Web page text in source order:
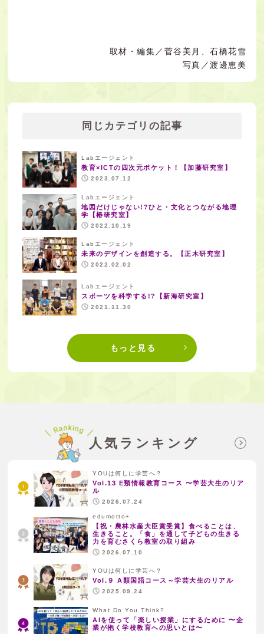
取材・編集／菅谷美月、石橋花雪
写真／渡邊恵美
同じカテゴリの記事
Labエージェント
教育×ICTの四次元ポケット！【加藤研究室】
2023.07.12
Labエージェント
地図だけじゃない!?ひと・文化とつながる地理
学【椿研究室】
2022.10.19
Labエージェント
未来のデザインを創造する。【正木研究室】
2022.02.02
Labエージェント
スポーツを科学する!?【新海研究室】
2021.11.30
もっと見る
人気ランキング
YOUは何しに学芸へ？
Vol.13 E類情報教育コース 〜学芸大生のリア
ル
2026.07.24
edumotto+
【祝・農林水産大臣賞受賞】食べることは、
生きること。「食」を通して子どもの生きる
力を育むさくら教室の取り組み
2026.07.10
YOUは何しに学芸へ？
Vol.９ A類国語コース～学芸大生のリアル
2025.09.24
What Do You Think?
AIを使って「楽しい授業」にするために 〜企
業が抱く学校教育への思いとは〜